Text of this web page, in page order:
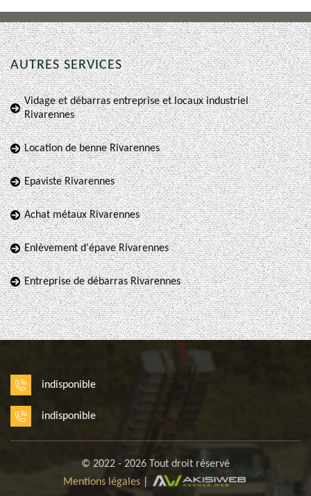
AUTRES SERVICES
Vidage et débarras entreprise et locaux industriel
Rivarennes
Location de benne Rivarennes
Epaviste Rivarennes
Achat métaux Rivarennes
Enlèvement d'épave Rivarennes
Entreprise de débarras Rivarennes
indisponible
indisponible
© 2022 - 2026 Tout droit réservé
Mentions légales